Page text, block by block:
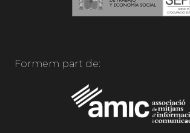
Formem part de: